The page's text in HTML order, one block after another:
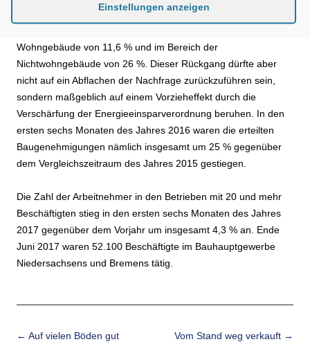
die Nachfrage im Hochbaubereich, zeigen sich gegenüber dem
Wohngebäude von 11,6 % und im Bereich der
Nichtwohngebäude von 26 %. Dieser Rückgang dürfte aber
nicht auf ein Abflachen der Nachfrage zurückzuführen sein,
sondern maßgeblich auf einem Vorzieheffekt durch die
Verschärfung der Energieeinsparverordnung beruhen. In den
ersten sechs Monaten des Jahres 2016 waren die erteilten
Baugenehmigungen nämlich insgesamt um 25 % gegenüber
dem Vergleichszeitraum des Jahres 2015 gestiegen.
Die Zahl der Arbeitnehmer in den Betrieben mit 20 und mehr
Beschäftigten stieg in den ersten sechs Monaten des Jahres
2017 gegenüber dem Vorjahr um insgesamt 4,3 % an. Ende
Juni 2017 waren 52.100 Beschäftigte im Bauhauptgewerbe
Niedersachsens und Bremens tätig.
Beitrags-Navigation
← Auf vielen Böden gut Vom Stand weg verkauft →
Einstellungen anzeigen